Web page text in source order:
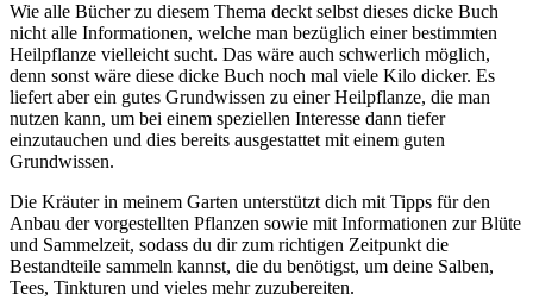
Wie alle Bücher zu diesem Thema deckt selbst dieses dicke Buch
nicht alle Informationen, welche man bezüglich einer bestimmten
Heilpflanze vielleicht sucht. Das wäre auch schwerlich möglich,
denn sonst wäre diese dicke Buch noch mal viele Kilo dicker. Es
liefert aber ein gutes Grundwissen zu einer Heilpflanze, die man
nutzen kann, um bei einem speziellen Interesse dann tiefer
einzutauchen und dies bereits ausgestattet mit einem guten
Grundwissen.
Die Kräuter in meinem Garten unterstützt dich mit Tipps für den
Anbau der vorgestellten Pflanzen sowie mit Informationen zur Blüte
und Sammelzeit, sodass du dir zum richtigen Zeitpunkt die
Bestandteile sammeln kannst, die du benötigst, um deine Salben,
Tees, Tinkturen und vieles mehr zuzubereiten.